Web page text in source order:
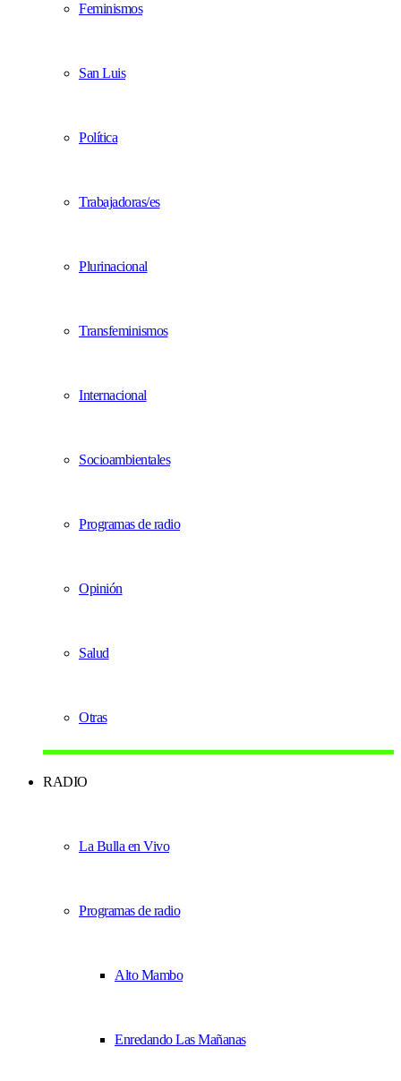
Feminismos
San Luis
Política
Trabajadoras/es
Plurinacional
Transfeminismos
Internacional
Socioambientales
Programas de radio
Opinión
Salud
Otras
RADIO
La Bulla en Vivo
Programas de radio
Alto Mambo
Enredando Las Mañanas